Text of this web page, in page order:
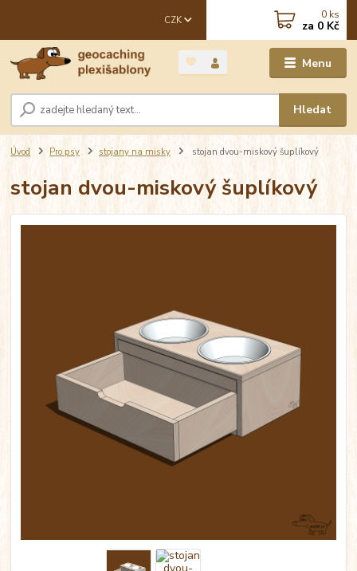
Menu
CZK
Hledat
0 ks
za 0 Kč
Úvod Pro psy stojany na misky stojan dvou-miskový šuplíkový
stojan dvou-miskový šuplíkový